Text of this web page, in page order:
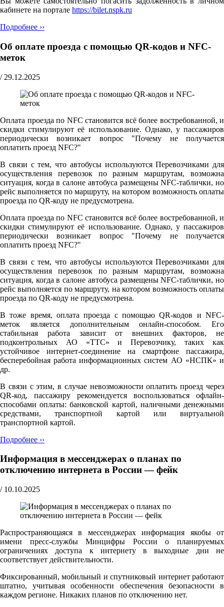
кабинете на портале https://bilet.nspk.ru
Подробнее ››
Об оплате проезда с помощью QR-кодов и NFC-
меток
/ 29.12.2025
Оплата проезда по NFC становится всё более востребованной, и
скидки стимулируют её использование. Однако, у пассажиров
периодически возникает вопрос "Почему не получается
оплатить проезд NFC?"
В связи с тем, что автобусы используются Перевозчиками для
осуществления перевозок по разным маршрутам, возможна
ситуация, когда в салоне автобуса размещены NFC-таблички, но
рейс выполняется по маршруту, на котором возможность оплаты
проезда по QR-коду не предусмотрена.
Оплата проезда по NFC становится всё более востребованной, и
скидки стимулируют её использование. Однако, у пассажиров
периодически возникает вопрос "Почему не получается
оплатить проезд NFC?"
В связи с тем, что автобусы используются Перевозчиками для
осуществления перевозок по разным маршрутам, возможна
ситуация, когда в салоне автобуса размещены NFC-таблички, но
рейс выполняется по маршруту, на котором возможность оплаты
проезда по QR-коду не предусмотрена.
В тоже время, оплата проезда с помощью QR-кодов и NFC-
меток является дополнительным онлайн-способом. Его
стабильная работа зависит от внешних факторов, не
подконтрольных АО «ТТС» и Перевозчику, таких как
устойчивое интернет-соединение на смартфоне пассажира,
бесперебойная работа информационных систем АО «НСПК» и
др.
В связи с этим, в случае невозможности оплатить проезд через
QR-код, пассажиру рекомендуется воспользоваться офлайн-
способами оплаты: банковской картой, наличными денежными
средствами, транспортной картой или виртуальной
транспортной картой.
Подробнее ››
Информация в мессенджерах о планах по
отключению интернета в России — фейк
/ 10.10.2025
Распространяющаяся в мессенджерах информация якобы от
имени пресс-службы Минцифры России о планируемых
ограничениях доступа к интернету в выходные дни не
соответствует действительности.
Фиксированный, мобильный и спутниковый интернет работают
штатно, учитывая особенности обеспечения безопасности в
каждом регионе. Никаких планов по отключению нет.